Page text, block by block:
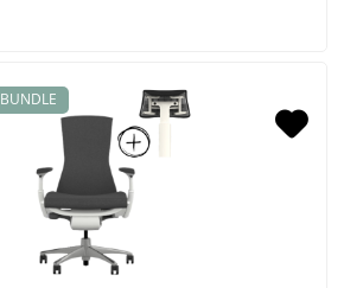
BUNDLE